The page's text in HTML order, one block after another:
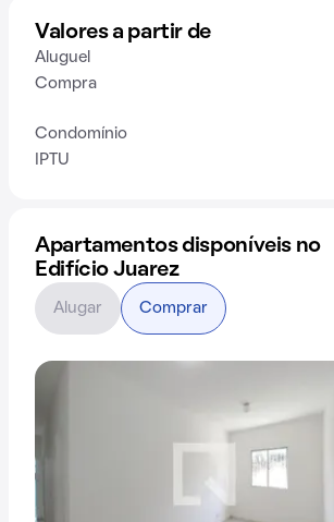
Valores a partir de
Aluguel
Compra
Condomínio
IPTU
Apartamentos disponíveis no
Edifício Juarez
Alugar Comprar